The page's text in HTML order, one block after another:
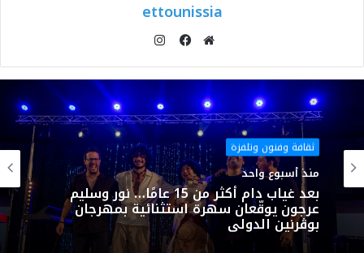
ettounissia
الويب
ثقافة وفنون وتلفزة
منذ أسبوع واحد
بعد غياب دام أكثر من 15 عامًا… نور وسليم
عرجون يوقّعان سهرة استثنائية بمهرجان
بوڨرنين الدولي